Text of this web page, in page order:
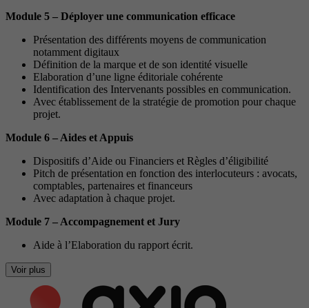
Module 5 – Déployer une communication efficace
Présentation des différents moyens de communication
notamment digitaux
Définition de la marque et de son identité visuelle
Elaboration d’une ligne éditoriale cohérente
Identification des Intervenants possibles en communication.
Avec établissement de la stratégie de promotion pour chaque
projet.
Module 6 – Aides et Appuis
Dispositifs d’Aide ou Financiers et Règles d’éligibilité
Pitch de présentation en fonction des interlocuteurs : avocats,
comptables, partenaires et financeurs
Avec adaptation à chaque projet.
Module 7 – Accompagnement et Jury
Aide à l’Elaboration du rapport écrit.
Voir plus